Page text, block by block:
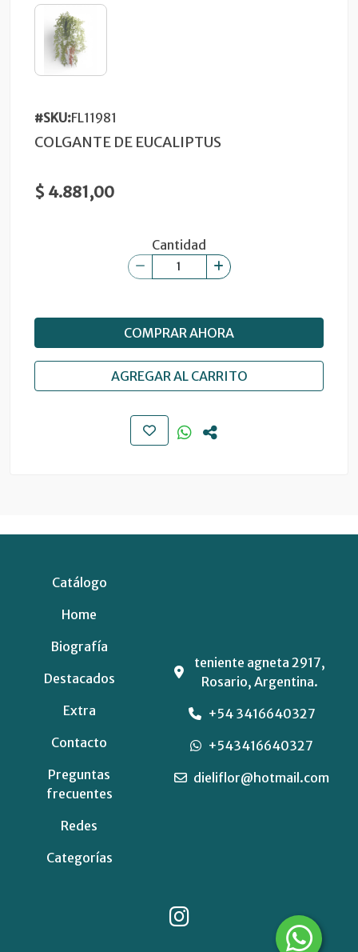
#SKU:FL11981
COLGANTE DE EUCALIPTUS
$ 4.881,00
Cantidad
COMPRAR AHORA
AGREGAR AL CARRITO
Catálogo
Home
Biografía
Destacados
Extra
Contacto
Preguntas
frecuentes
Redes
Categorías
teniente agneta 2917,
Rosario, Argentina.
+54 3416640327
+543416640327
dieliflor@hotmail.com